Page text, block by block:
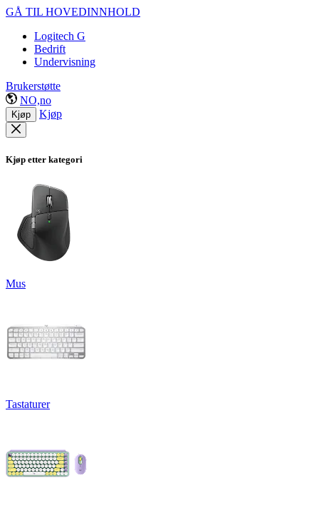
GÅ TIL HOVEDINNHOLD
Logitech G
Bedrift
Undervisning
Brukerstøtte
NO,no
Kjøp Kjøp
Kjøp etter kategori
Mus
Tastaturer